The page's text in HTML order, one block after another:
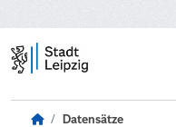
Datensätze